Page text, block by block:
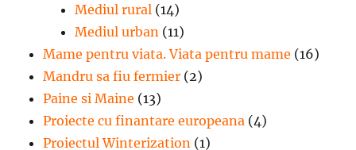
Mediul rural (14)
Mediul urban (11)
Mame pentru viata. Viata pentru mame (16)
Mandru sa fiu fermier (2)
Paine si Maine (13)
Proiecte cu finantare europeana (4)
Proiectul Winterization (1)